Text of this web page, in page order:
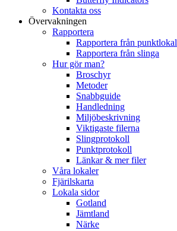
Kontakta oss
Övervakningen
Rapportera
Rapportera från punktlokal
Rapportera från slinga
Hur gör man?
Broschyr
Metoder
Snabbguide
Handledning
Miljöbeskrivning
Viktigaste filerna
Slingprotokoll
Punktprotokoll
Länkar & mer filer
Våra lokaler
Fjärilskarta
Lokala sidor
Gotland
Jämtland
Närke